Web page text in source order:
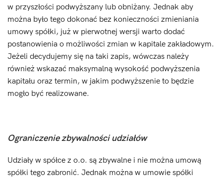
w przyszłości podwyższany lub obniżany. Jednak aby
można było tego dokonać bez konieczności zmieniania
umowy spółki, już w pierwotnej wersji warto dodać
postanowienia o możliwości zmian w kapitale zakładowym.
Jeżeli decydujemy się na taki zapis, wówczas należy
również wskazać maksymalną wysokość podwyższenia
kapitału oraz termin, w jakim podwyższenie to będzie
mogło być realizowane.
Ograniczenie zbywalności udziałów
Udziały w spółce z o.o. są zbywalne i nie można umową
spółki tego zabronić. Jednak można w umowie spółki